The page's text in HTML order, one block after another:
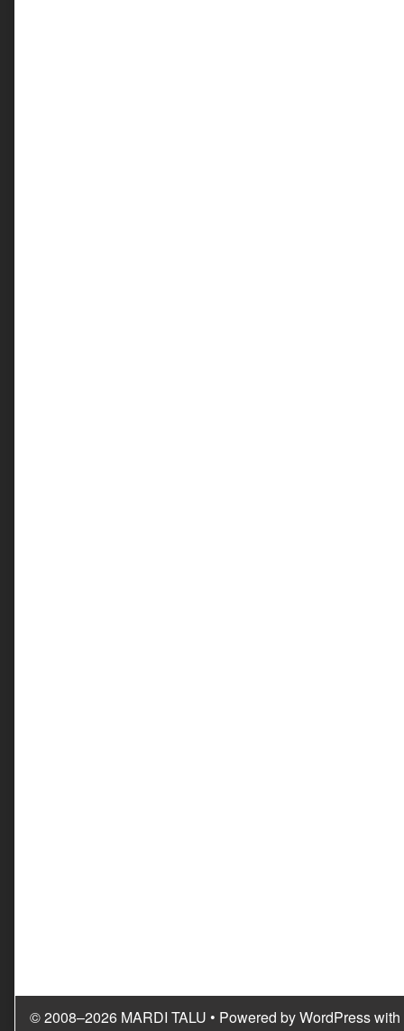
© 2008–2026 MARDI TALU • Powered byWordPresswith